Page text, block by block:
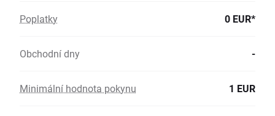
Poplatky 0 EUR*
Obchodní dny -
Minimální hodnota pokynu 1 EUR